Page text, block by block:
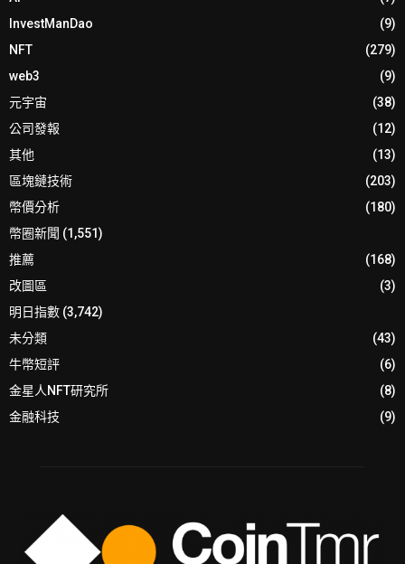
InvestManDao
(9)
NFT
(279)
web3
(9)
元宇宙
(38)
公司發報
(12)
其他
(13)
區塊鏈技術
(203)
幣價分析
(180)
幣圈新聞 (1,551)
推薦
(168)
改圖區
(3)
明日指數 (3,742)
未分類
(43)
牛幣短評
(6)
金星人NFT研究所
(8)
金融科技
(9)